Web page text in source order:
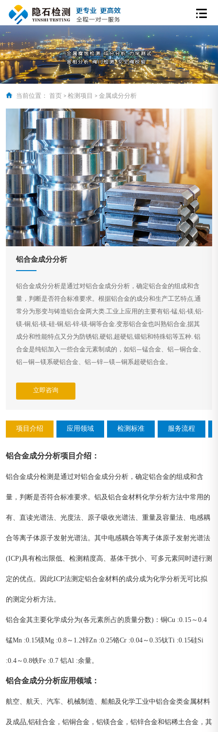
当前位置： 首页 > 检测项目 > 金属成分分析
铝合金成分分析
铝合金成分分析是通过对铝合金成分分析，确定铝合金的组成和含
量，判断是否符合标准要求。根据铝合金的成分和生产工艺特点,通
常分为形变与铸造铝合金两大类.工业上应用的主要有铝-锰,铝-镁,铝-
镁-铜,铝-镁-硅-铜,铝-锌-镁-铜等合金.变形铝合金也叫熟铝合金,据其
成分和性能特点又分为防锈铝,硬铝,超硬铝,锻铝和特殊铝等五种. 铝
合金是纯铝加入一些合金元素制成的，如铝—锰合金、铝—铜合金、
铝—铜—镁系硬铝合金、铝—锌—镁—铜系超硬铝合金。
立即咨询
项目介绍 应用领域 检测标准 服务流程
铝合金成分分析项目介绍 ：
铝合金成分检测是通过对铝合金成分分析，确定铝合金的组成和含
量，判断是否符合标准要求。铝及铝合金材料化学分析方法中常用的
有、直读光谱法、光度法、原子吸收光谱法、重量及容量法、电感耦
合等离子体原子发射光谱法。其中电感耦合等离子体原子发射光谱法
(ICP)具有检出限低、检测精度高、基体干扰小、可多元素同时进行测
定的优点。因此ICP法测定铝合金材料的成分成为化学分析无可比拟
的测定分析方法。
铝合金其主要化学成分为(各元素所占的质量分数)：铜Cu :0.15～0.4
锰Mn :0.15镁Mg :0.8～1.2锌Zn :0.25铬Cr :0.04～0.35钛Ti :0.15硅Si
:0.4～0.8铁Fe :0.7 铝Al :余量。
铝合金成分分析应用领域 ：
航空、航天、汽车、机械制造、船舶及化学工业中铝合金类金属材料
及成品,铝硅合金，铝铜合金，铝镁合金，铝锌合金和铝稀土合金，其